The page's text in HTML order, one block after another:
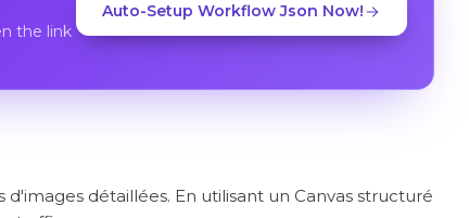
the link
Auto-Setup Workflow Json Now!
détaillées. En utilisant un Canvas structuré